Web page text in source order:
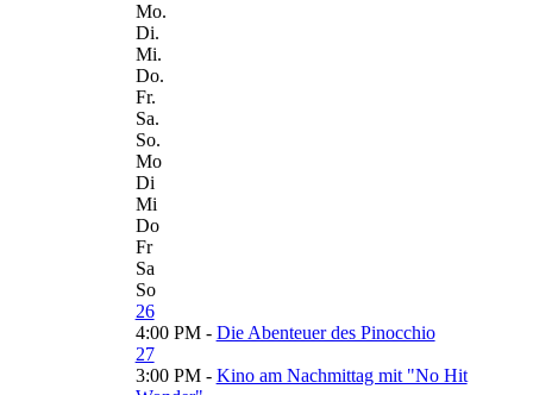
Mo.
Di.
Mi.
Do.
Fr.
Sa.
So.
Mo
Di
Mi
Do
Fr
Sa
So
26
4:00 PM - Die Abenteuer des Pinocchio
27
3:00 PM - Kino am Nachmittag mit "No Hit